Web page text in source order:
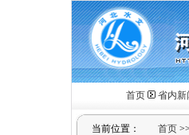
首页 省内新
当前位置： 首页 >>